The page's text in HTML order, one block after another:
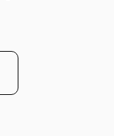
Pre-
die diese